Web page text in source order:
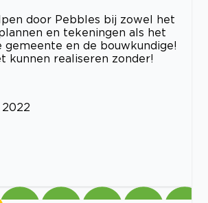
door Pebbles bij zowel het
en tekeningen als het
en de bouwkundige!
kunnen realiseren zonder!